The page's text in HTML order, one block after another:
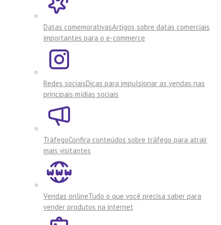
Datas comemorativasArtigos sobre datas comerciais
importantes para o e-commerce
Redes sociaisDicas para impulsionar as vendas nas
principais mídias sociais
TráfegoConfira conteúdos sobre tráfego para atrair
mais visitantes
Vendas onlineTudo o que você precisa saber para
vender produtos na internet